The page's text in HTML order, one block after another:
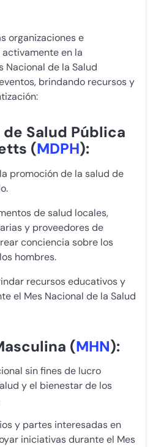
organizaciones e
en la
Nacional de la Salud
brindando recursos y
Salud Pública
(MDPH):
promoción de la salud de
de salud locales,
y proveedores de
conciencia sobre los
hombres.
recursos educativos y
el Mes Nacional de la Salud
(MHN):
sin fines de lucro
y el bienestar de los
y partes interesadas en
iniciativas durante el Mes